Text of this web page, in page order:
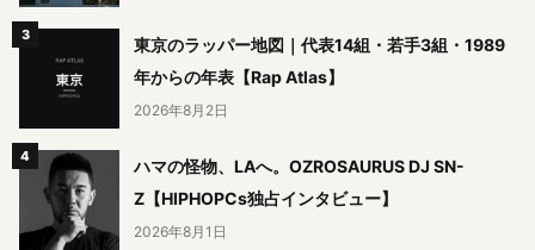
東京のラッパー地図｜代表14組・若手3組・1989
年からの年表【Rap Atlas】
2026年8月2日
ハマの怪物、LAへ。OZROSAURUS DJ SN-
Z【HIPHOPCs独占インタビュー】
2026年8月1日